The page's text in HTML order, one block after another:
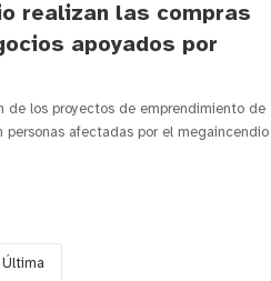
realizan las compras
apoyados por
de los proyectos de emprendimiento de
personas afectadas por el megaincendio
Última